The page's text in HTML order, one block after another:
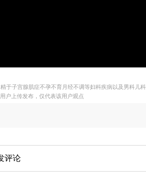
于子宫腺肌症不孕不育月经不调等妇科疾病以及男科儿科.
户上传发布，仅代表该用户观点
评论